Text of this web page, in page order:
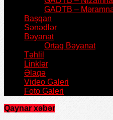
GADTB –
Başqan
Sənədlər
Bəyanat
Ortaq Bəyanat
Təhlil
Linklər
Əlaqə
Video Galeri
Foto Galeri
Qaynar xəbər